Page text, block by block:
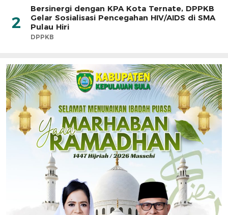
2
Bersinergi dengan KPA Kota Ternate, DPPKB
Gelar Sosialisasi Pencegahan HIV/AIDS di SMA
Pulau Hiri
DPPKB